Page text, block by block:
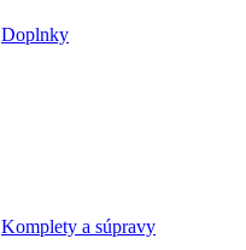
Doplnky
Komplety a súpravy